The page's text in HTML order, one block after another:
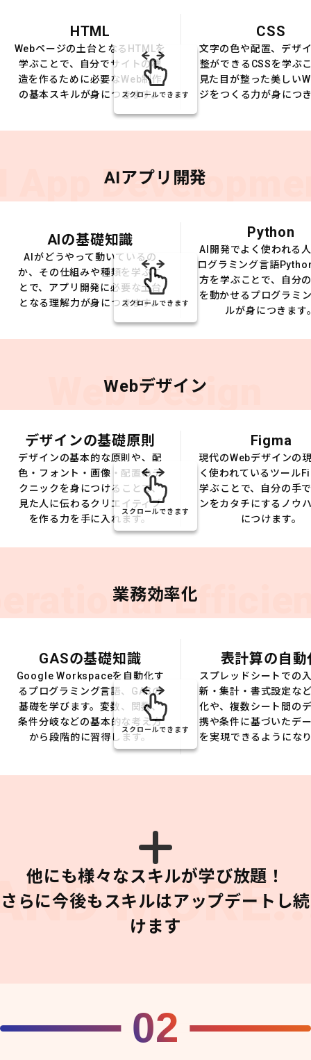
HTML
Webページの土台となるHTMLを
学ぶことで、自分でサイトの構
造を作るために必要なWeb制作
の基本スキルが身につきます。
CSS
文字の色や配置、デザ
整ができるCSSを学ぶ
見た目が整った美しい
ジをつくる力が身につ
スクロールできます
App AIアプリ開発
AIの基礎知識
AIがどうやって動いているの
か、その仕組みや種類を学ぶこ
とで、アプリ開発に必要な土台
となる理解力が身につきます。
Python
AI開発でよく使われる
ログラミング言語
方を学ぶことで、自分
を動かせるプログラミ
ルが身につきます
スクロールできます
Web Design
Webデザイン
デザインの基礎原則
デザインの基本的な原則や、配
色・フォント・画像・配置のテ
クニックを身につけることで、
見た人に伝わるクリエイティブ
を作る力を手に入れます。
Figma
現代のWebデザインの
く使われているツール
学ぶことで、自分の手
ンをカタチにするノウ
につけます。
スクロールできます
業務効率化
GASの基礎知識
Google Workspaceを自動化す
るプログラミング言語、GASの
基礎を学びます。変数、関数、
条件分岐などの基本的な考え方
から段階的に習得します。
表計算の自動
スプレッドシートでの
新・集計・書式設定な
化や、複数シート間の
携や条件に基づいたデ
を実現できるようにな
スクロールできます
他にも様々なスキルが学び放題！
さらに今後もスキルはアップデートし続
けます
02